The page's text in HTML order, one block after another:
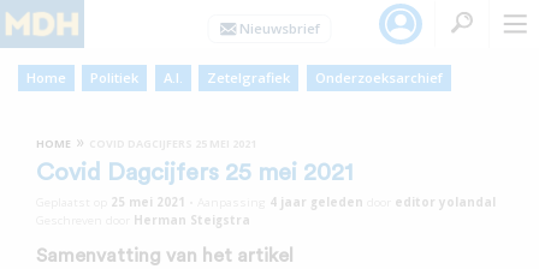
Home Politiek A.I. Zetelgrafiek Onderzoeksarchief
HOME »
Covid Dagcijfers 25 mei 2021
25 mei 2021 4 jaar geleden
editor yolandal
Herman Steigstra
Samenvatting van het artikel